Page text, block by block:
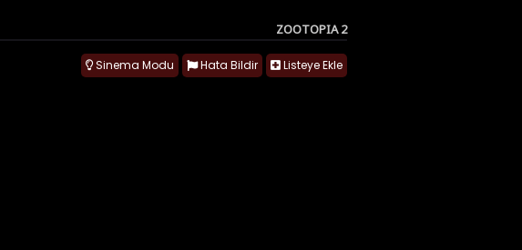
ZOOTOPIA 2
Listeye Ekle
Hata Bildir
Sinema Modu